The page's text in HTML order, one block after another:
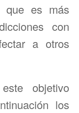
que es más
con
a otros
objetivo
los